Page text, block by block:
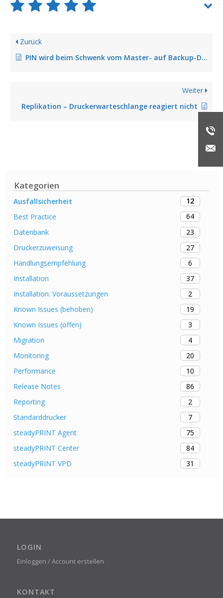
Kategorien
Ausfallsicherheit
12
Best Practice
64
Datenbank
23
Druckerzuweisung
27
Handlungsempfehlung
6
Installation
37
Installation: Voraussetzungen
2
Known Issues (behoben)
19
Known Issues (offen)
3
Migration
4
Monitoring
20
Performance
10
Release Notes
86
Reporting
2
Standarddrucker
7
steadyPRINT Agent
75
steadyPRINT Center
84
steadyPRINT VPD
31
Zurück
PIN wird beim Schwenk vom Master- auf Backup-Druckserver ungültig
Weiter
Replikation – Druckerwarteschlange reagiert nicht
LOGIN
Einloggen / Account erstellen
KONTAKT